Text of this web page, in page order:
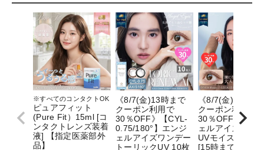
※すべてのコンタクトOK
ピュアフィット
(Pure Fit）15ml [コ
ンタクトレンズ装着
液] 【指定医薬部外
品】
《8/7(金)13時まで
クーポン利用で
30％OFF》【CYL-
0.75/180°】エンジ
ェルアイズワンデー
トーリックUV 10枚
《8/7(金)13時ま
クーポン利用で
30％OFF》エン
ェルアイズワン
UVモイスト 10
[15時まで即日発